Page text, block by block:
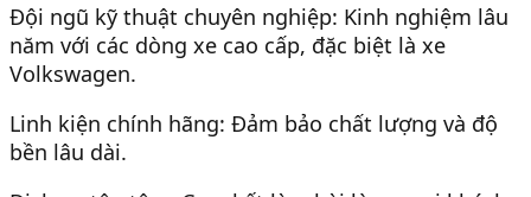
Đội ngũ kỹ thuật chuyên nghiệp: Kinh nghiệm lâu
năm với các dòng xe cao cấp, đặc biệt là xe
Volkswagen.
Linh kiện chính hãng: Đảm bảo chất lượng và độ
bền lâu dài.